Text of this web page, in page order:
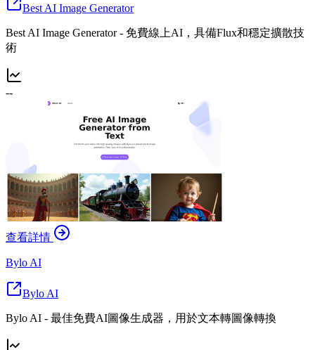
Best AI Image Generator
Best AI Image Generator - 免費線上AI，具備Flux和穩定擴散技
術
--
查看詳情
Bylo AI
Bylo AI
Bylo AI - 最佳免費AI圖像生成器，用於文本轉圖像轉換